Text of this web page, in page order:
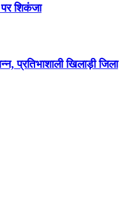
शिकंजा
प्रतिभाशाली खिलाड़ी जिला